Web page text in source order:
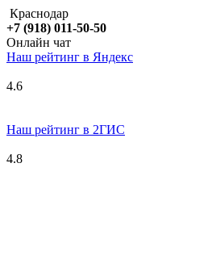
Краснодар
+7 (918) 011-50-50
Онлайн чат
Наш рейтинг в Яндекс
4.6
Наш рейтинг в 2ГИС
4.8